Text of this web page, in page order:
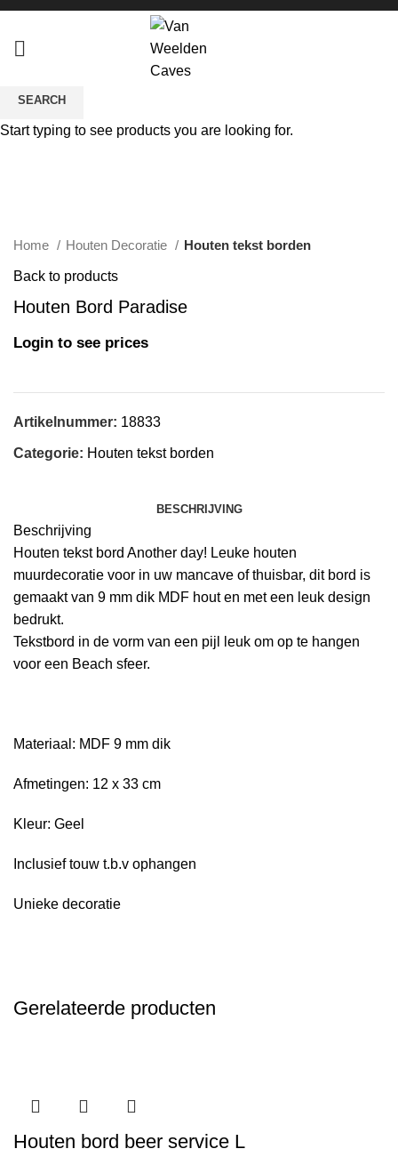
Home Houten Decoratie Houten tekst borden
Back to products
Houten Bord Paradise
Login to see prices
Artikelnummer: 18833
Categorie: Houten tekst borden
BESCHRIJVING
Beschrijving
Houten tekst bord Another day! Leuke houten
muurdecoratie voor in uw mancave of thuisbar, dit bord is
gemaakt van 9 mm dik MDF hout en met een leuk design
bedrukt.
Tekstbord in de vorm van een pijl leuk om op te hangen
voor een Beach sfeer.
Materiaal: MDF 9 mm dik
Afmetingen: 12 x 33 cm
Kleur: Geel
Inclusief touw t.b.v ophangen
Unieke decoratie
Gerelateerde producten
Houten bord beer service L
SEARCH
Start typing to see products you are looking for.